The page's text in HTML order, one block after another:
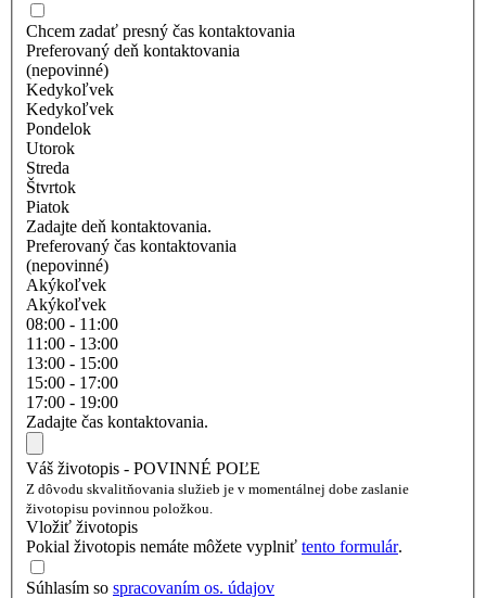
Chcem zadať presný čas kontaktovania
Preferovaný deň kontaktovania
(nepovinné)
Kedykoľvek
Kedykoľvek
Pondelok
Utorok
Streda
Štvrtok
Piatok
Zadajte deň kontaktovania.
Preferovaný čas kontaktovania
(nepovinné)
Akýkoľvek
Akýkoľvek
08:00 - 11:00
11:00 - 13:00
13:00 - 15:00
15:00 - 17:00
17:00 - 19:00
Zadajte čas kontaktovania.
Váš životopis - POVINNÉ POĽE
Z dôvodu skvalitňovania služieb je v momentálnej dobe zaslanie
životopisu povinnou položkou.
Vložiť životopis
Pokial životopis nemáte môžete vyplniť tento formulár.
Súhlasím so spracovaním os. údajov